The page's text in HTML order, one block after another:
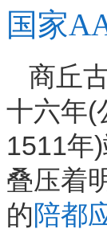
国家
商丘
十六年(
1511年
叠压着
的陪都